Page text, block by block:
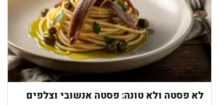
לא פסטה ולא טונה: פסטה אנשובי וצלפים